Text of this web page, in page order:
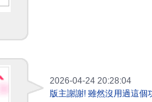
2026-04-24 20:28:04
版主謝謝! 雖然沒用過這個